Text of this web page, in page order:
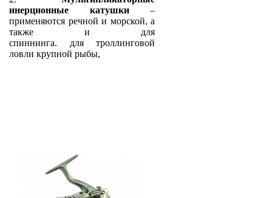
инерционные катушки–
применяются речной и морской, а
также и для
спиннинга. длятроллинговой
ловли крупной рыбы,